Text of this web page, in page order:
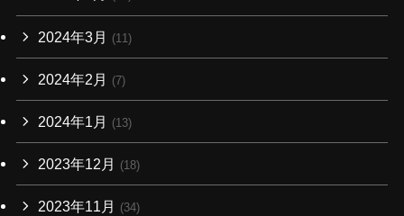
2024年3月 (11)
2024年2月 (7)
2024年1月 (13)
2023年12月 (18)
2023年11月 (34)